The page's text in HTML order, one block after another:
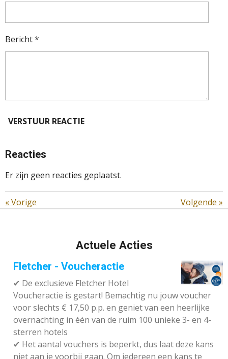
Bericht *
VERSTUUR REACTIE
Reacties
Er zijn geen reacties geplaatst.
«Vorige Volgende »
Actuele Acties
Fletcher - Voucheractie
✔ De exclusieve Fletcher Hotel
Voucheractie is gestart! Bemachtig nu jouw voucher
voor slechts € 17,50 p.p. en geniet van een heerlijke
overnachting in één van de ruim 100 unieke 3- en 4-
sterren hotels
✔ Het aantal vouchers is beperkt, dus laat deze kans
niet aan je voorbij gaan. Om iedereen een kans te